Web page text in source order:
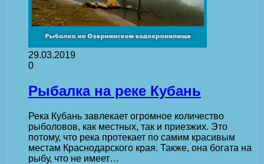
29.03.2019
0
Рыбалка на реке Кубань
Река Кубань завлекает огромное количество
рыболовов, как местных, так и приезжих. Это
потому, что река протекает по самим красивым
местам Краснодарского края. Также, она богата на
рыбу, что не имеет…